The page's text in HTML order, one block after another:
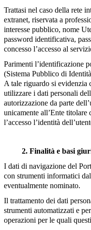
Trattasi nel caso della rete
extranet, riservata a
interesse pubblico, nome
password identificativa,
concesso l’accesso al
Parimenti l’identificazione
(Sistema Pubblico di
A tale riguardo si
utilizzare i dati personali
autorizzazione da parte
unicamente all’Ente
l’accesso l’identità
2. Finalità e basi
I dati di navigazione del
con strumenti informatici
eventualmente nominato.
Il trattamento dei dati
strumenti automatizzati e
operazioni per le quali